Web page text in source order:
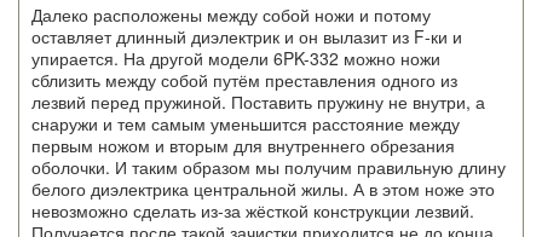
Далеко расположены между собой ножи и потому
оставляет длинный диэлектрик и он вылазит из F-ки и
упирается. На другой модели 6PK-332 можно ножи
сблизить между собой путём преставления одного из
лезвий перед пружиной. Поставить пружину не внутри, а
снаружи и тем самым уменьшится расстояние между
первым ножом и вторым для внутреннего обрезания
оболочки. И таким образом мы получим правильную длину
белого диэлектрика центральной жилы. А в этом ноже это
невозможно сделать из-за жёсткой конструкции лезвий.
Получается после такой зачистки приходится не до конца